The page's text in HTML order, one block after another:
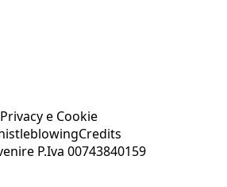
Privacy e Cookie
Credits
P.Iva 00743840159